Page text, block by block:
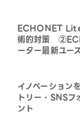
ECHONET
術的対策
ーター最新ユー
イノベーション
トリー・SNSフ
ント